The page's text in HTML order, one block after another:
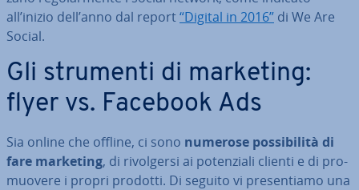
all’inizio dell’anno dal report“Digital in 2016” di We Are
Social.
Gli strumenti di marketing:
flyer vs. Facebook Ads
Sia online che offline, ci sono numerose pos­si­bi­li­tà di
fare marketing, di ri­vol­ger­si ai po­ten­zia­li clienti e di pro­
muo­ve­re i propri prodotti. Di seguito vi pre­sen­tia­mo una